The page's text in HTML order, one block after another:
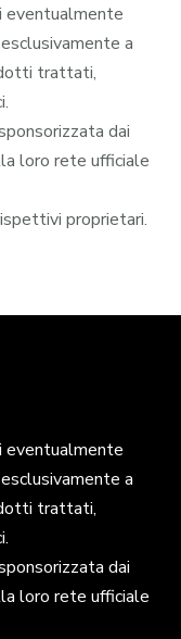
eventualmente
a
trattati,
dai
loro rete ufficiale
proprietari.
eventualmente
a
trattati,
dai
loro rete ufficiale